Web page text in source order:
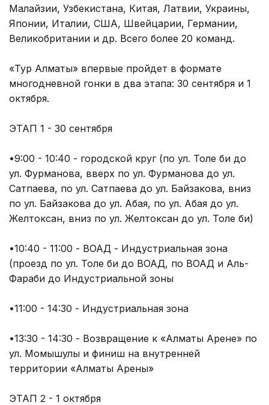
Малайзии, Узбекистана, Китая, Латвии, Украины,
Японии, Италии, США, Швейцарии, Германии,
Великобритании и др. Всего более 20 команд.
«Тур Алматы» впервые пройдет в формате
многодневной гонки в два этапа: 30 сентября и 1
октября.
ЭТАП 1 - 30 сентября
•9:00 - 10:40 - городской круг (по ул. Толе би до
ул. Фурманова, вверх по ул. Фурманова до ул.
Сатпаева, по ул. Сатпаева до ул. Байзакова, вниз
по ул. Байзакова до ул. Абая, по ул. Абая до ул.
Желтоксан, вниз по ул. Желтоксан до ул. Толе би)
•10:40 - 11:00 - ВОАД - Индустриальная зона
(проезд по ул. Толе би до ВОАД, по ВОАД и Аль-
Фараби до Индустриальной зоны
•11:00 - 14:30 - Индустриальная зона
•13:30 - 14:30 - Возвращение к «Алматы Арене» по
ул. Момышулы и финиш на внутренней
территории «Алматы Арены»
ЭТАП 2 - 1 октября